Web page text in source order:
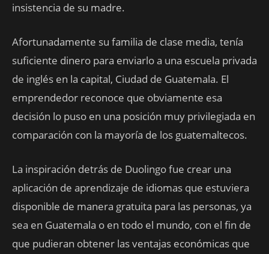
insistencia de su madre.
Afortunadamente su familia de clase media, tenía
suficiente dinero para enviarlo a una escuela privada
de inglés en la capital, Ciudad de Guatemala. El
emprendedor reconoce que obviamente esa
decisión lo puso en una posición muy privilegiada en
comparación con la mayoría de los guatemaltecos.
La inspiración detrás de Duolingo fue crear una
aplicación de aprendizaje de idiomas que estuviera
disponible de manera gratuita para las personas, ya
sea en Guatemala o en todo el mundo, con el fin de
que pudieran obtener las ventajas económicas que